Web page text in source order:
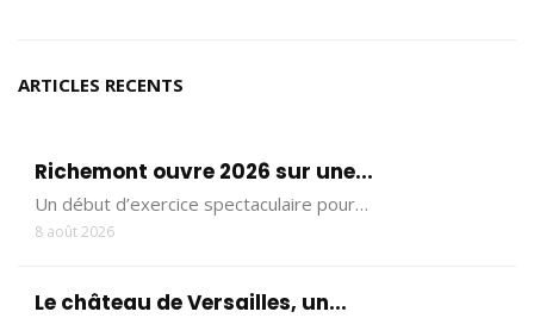
ARTICLES RECENTS
Richemont ouvre 2026 sur une...
Un début d’exercice spectaculaire pour…
8 août 2026
Le château de Versailles, un...